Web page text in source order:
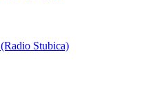
Učenici OŠ Donja Stubica i ja (Radio Stubica)